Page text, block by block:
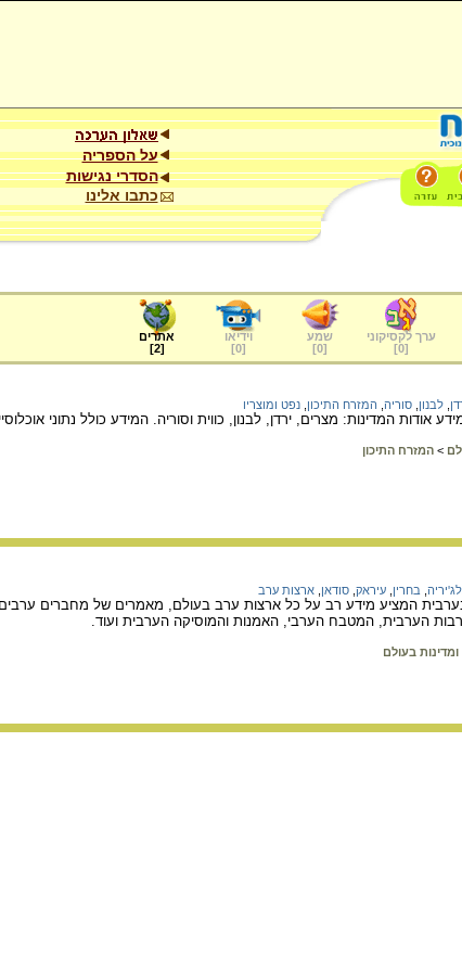
על הספריה
הסדרי נגישות
כתבו אלינו
ערך לקסיקוני
[
0
]
שמע
[
0
]
וידיאו
[
0
]
אתרים
[
2
]
לבנון סוריה המזרח התיכון נפט ומוצריו
אודות המדינות: מצרים, ירדן, לבנון, כווית וסוריה. המידע כולל נתוני
> המזרח התיכון
בחרין עיראק סודאן ארצות ערב
המציע מידע רב על כל ארצות ערב בעולם, מאמרים של מחברים ערבים
הערבית, המטבח הערבי, האמנות והמוסיקה הערבית ועוד.
ומדינות בעולם